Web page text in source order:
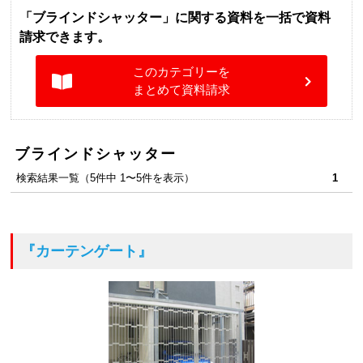
「ブラインドシャッター」に関する資料を一括で資料
請求できます。
このカテゴリーを
まとめて資料請求
ブラインドシャッター
検索結果一覧（5件中 1〜5件を表示） 1
『カーテンゲート』